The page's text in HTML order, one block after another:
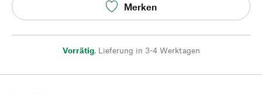
Merken
Vorrätig, Lieferung in 3-4 Werktagen